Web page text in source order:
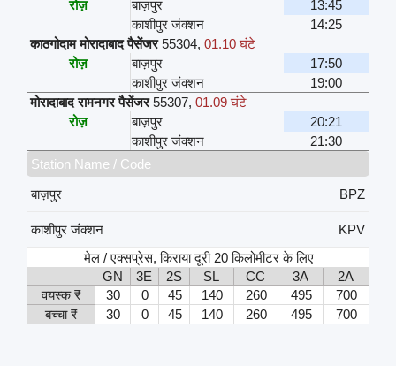
रोज़
बाज़पुर
13:45
काशीपुर जंक्शन
14:25
काठगोदाम मोरादाबाद पैसेंजर 55304, 01.10 घंटे
रोज़
बाज़पुर
17:50
काशीपुर जंक्शन
19:00
मोरादाबाद रामनगर पैसेंजर 55307, 01.09 घंटे
रोज़
बाज़पुर
20:21
काशीपुर जंक्शन
21:30
Station Name / Code
बाज़पुर
BPZ
काशीपुर जंक्शन
KPV
मेल / एक्सप्रेस, किराया दूरी 20 किलोमीटर के लिए
GN
3E 2S SL CC 3A
2A
वयस्क ₹
30 0 45 140 260 495
700
बच्चा ₹
30 0 45 140 260 495 700